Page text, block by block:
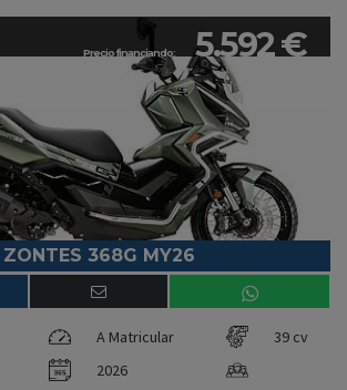
Precio financiando: 5.592 €
ZONTES 368G MY26
A Matricular
39 cv
2026